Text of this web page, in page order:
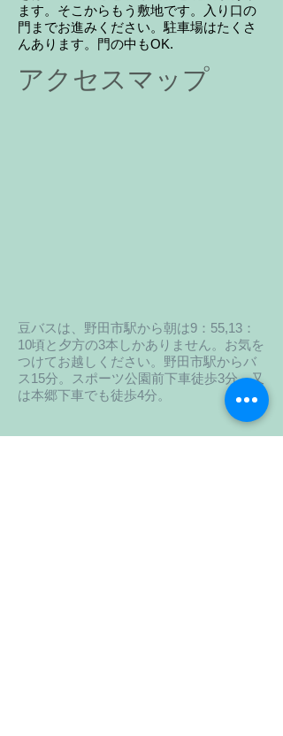
ます。そこからもう敷地です。入り口の
門までお進みください。駐車場はたくさ
んあります。門の中もOK.
アクセスマップ
豆バスは、野田市駅から朝は9：55,13：
10頃と夕方の3本しかありません。お気を
つけてお越しください。野田市駅からバ
ス15分。スポーツ公園前下車徒歩3分。又
は本郷下車でも徒歩4分。